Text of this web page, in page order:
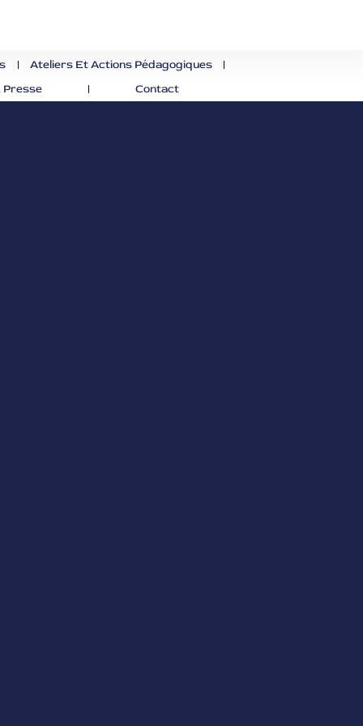
Ateliers Et Actions Pédagogiques
Presse Contact